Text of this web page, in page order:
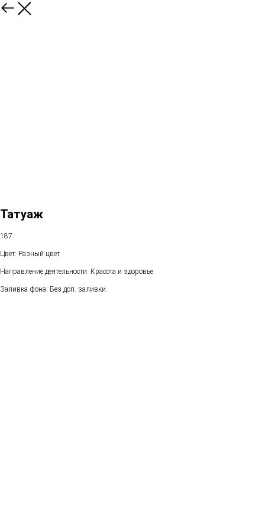
Татуаж
187
Цвет: Разный цвет
Направление деятельности: Красота и здоровье
Заливка фона: Без доп. заливки